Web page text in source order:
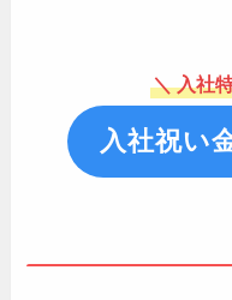
＼ 入社
入社祝い